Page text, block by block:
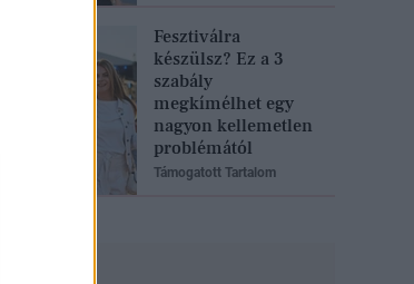
Fesztiválra
készülsz? Ez a 3
szabály
megkímélhet egy
nagyon kellemetlen
problémától
Támogatott Tartalom